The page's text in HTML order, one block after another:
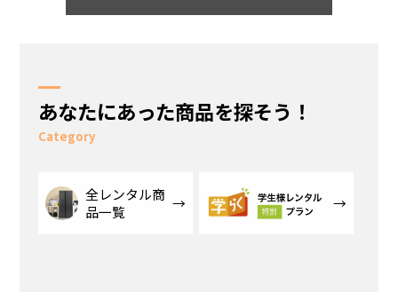
あなたにあった商品を探そう！
Category
全レンタル商
品一覧